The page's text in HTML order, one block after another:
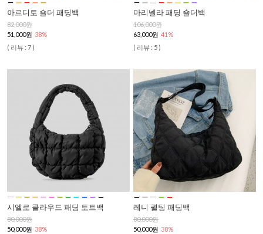
아르디토 숄더 패딩백
82,000원
51,000원 38%
( 리뷰 : 7 )
마리넬라 패딩 숄더백
106,000원
63,000원 41%
( 리뷰 : 5 )
시엘로 클라우드 패딩 토트백
80,000원
50,000원 38%
레니 퀼팅 패딩백
80,000원
50,000원 38%